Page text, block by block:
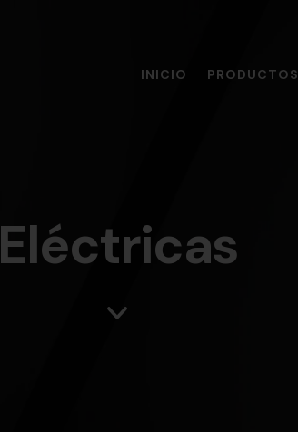
INICIO PRODUCTOS
Eléctricas